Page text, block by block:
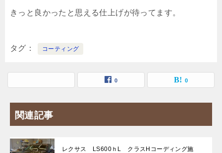
きっと良かったと思える仕上げが待ってます。
タグ コーティング
0 0
関連記事
レクサス LS600ｈL クラスHコーディング施